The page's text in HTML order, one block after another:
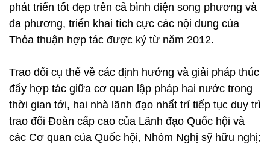
phát triển tốt đẹp trên cả bình diện song phương và
đa phương, triển khai tích cực các nội dung của
Thỏa thuận hợp tác được ký từ năm 2012.
Trao đổi cụ thể về các định hướng và giải pháp thúc
đẩy hợp tác giữa cơ quan lập pháp hai nước trong
thời gian tới, hai nhà lãnh đạo nhất trí tiếp tục duy trì
trao đổi Đoàn cấp cao của Lãnh đạo Quốc hội và
các Cơ quan của Quốc hội, Nhóm Nghị sỹ hữu nghị;